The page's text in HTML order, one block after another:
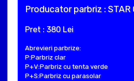
Producator parbriz : STAR
Pret : 380 Lei
Abrevieri parbrize:
P:Parbriz clar
P+V:Parbriz cu tenta verde
P+S:Parbriz cu parasolar